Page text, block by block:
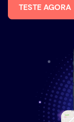
TESTE AGORA